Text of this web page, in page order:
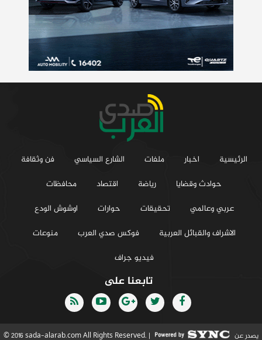
الرئيسية اخبار ملفات الشارع السياسي
فن وثقافة
حوادث وقضايا
رياضة اقتصاد
محافظات
عربي وعالمي
تحقيقات حوارات
اوشوش الودع
الاشراف والقبائل العربية
فوكس صدي العرب
منوعات
فيديو جراف
تابعنا على
© 2016 sada-alarab.com All Rights Reserved. | يصدر عن